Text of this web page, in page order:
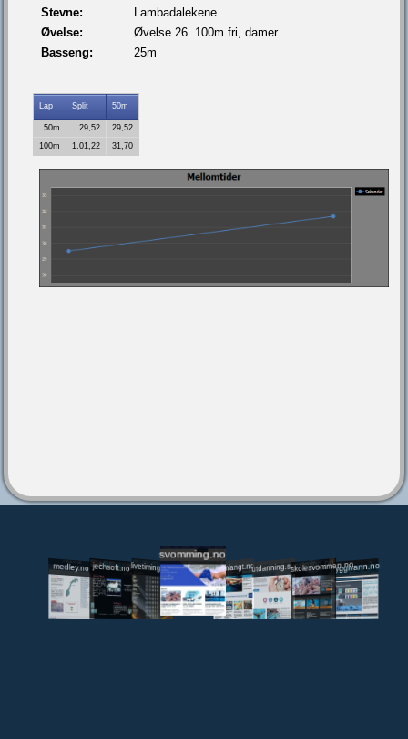
Stevne:
Lambadalekene
Øvelse:
Øvelse 26. 100m fri, damer
Basseng:
25m
Lap Split 50m
50m 29,52
29,52
100m
1.01,22 31,70
medley.no jechsoft.nolivetiming.medley.no
svomming.no
svomlangt.noutdanning.svomming.no
skolesvommen.notryggivann.no